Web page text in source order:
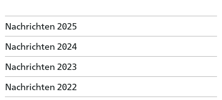
Nachrichten 2025
Nachrichten 2024
Nachrichten 2023
Nachrichten 2022